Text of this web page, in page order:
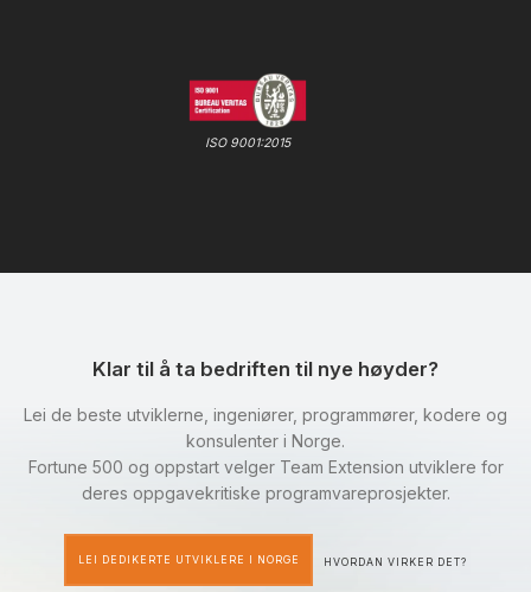
ISO 9001:2015
Klar til å ta bedriften til nye høyder?
Lei de beste utviklerne, ingeniører, programmører, kodere og
konsulenter i Norge.
Fortune 500 og oppstart velger Team Extension utviklere for
deres oppgavekritiske programvareprosjekter.
LEI DEDIKERTE UTVIKLERE I NORGE HVORDAN VIRKER DET?